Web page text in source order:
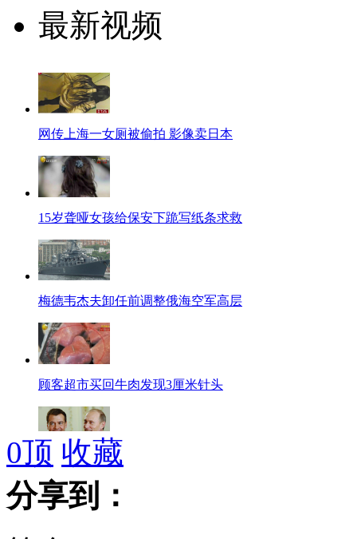
最新视频
网传上海一女厕被偷拍 影像卖日本
15岁聋哑女孩给保安下跪写纸条求救
梅德韦杰夫卸任前调整俄海空军高层
顾客超市买回牛肉发现3厘米针头
普京提名梅德韦杰夫为俄新总理
0顶 收藏
分享到：